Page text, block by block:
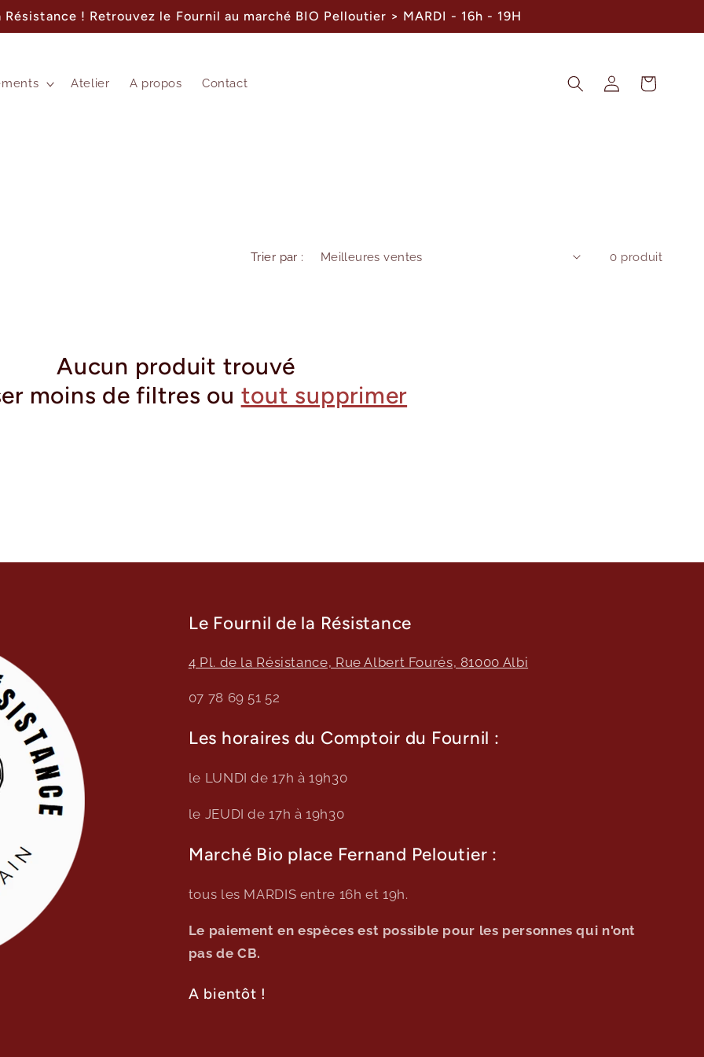
! Retrouvez le Fournil au marché BIO Pelloutier > MARDI - 16h - 19H
Atelier A propos Contact ConnexionPanier
Trier par : 0 produit
Aucun produit trouvé
moins de filtres ou tout supprimer
Le Fournil de la Résistance
4 Pl. de la Résistance, Rue Albert Fourés, 81000 Albi
07 78 69 51 52
Les horaires du Comptoir du Fournil :
le LUNDI de 17h à 19h30
le JEUDI de 17h à 19h30
Marché Bio place Fernand Peloutier :
tous les MARDIS entre 16h et 19h.
Le paiement en espèces est possible pour les personnes qui n'ont
pas de CB.
A bientôt !